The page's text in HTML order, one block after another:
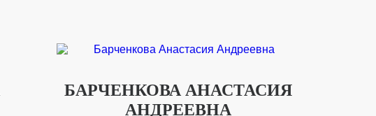
БАРЧЕНКОВА АНАСТАСИЯ
АНДРЕЕВНА